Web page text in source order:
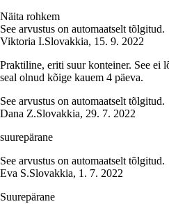
Näita rohkem
See arvustus on automaatselt tõlgitud.
Viktoria I.Slovakkia, 15. 9. 2022
Praktiline, eriti suur konteiner. See ei
seal olnud kõige kauem 4 päeva.
See arvustus on automaatselt tõlgitud.
Dana Z.Slovakkia, 29. 7. 2022
suurepärane
See arvustus on automaatselt tõlgitud.
Eva S.Slovakkia, 1. 7. 2022
Suurepärane